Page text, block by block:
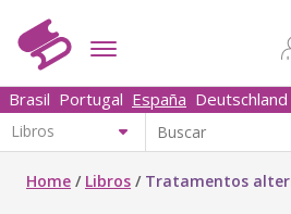
Brasil Portugal España Deutschland
Home / Libros / Tratamentos